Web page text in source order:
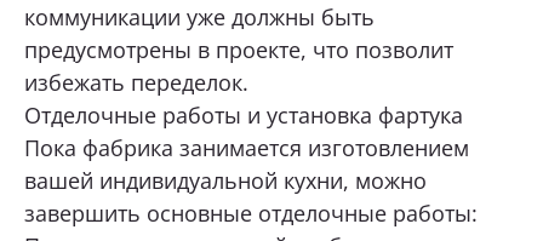
коммуникации уже должны быть
предусмотрены в проекте, что позволит
избежать переделок.
Отделочные работы и установка фартука
Пока фабрика занимается изготовлением
вашей индивидуальной кухни, можно
завершить основные отделочные работы: